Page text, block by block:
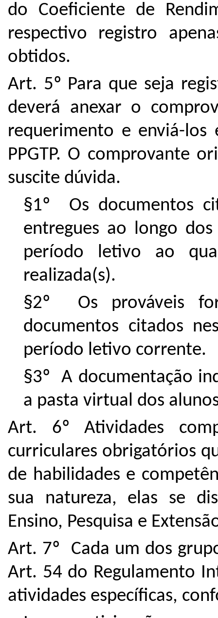
do Coeficiente de
respectivo registro
obtidos.
Art. 5º Para que seja
deverá anexar o
requerimento e enviá-los
PPGTP. O comprovante
suscite dúvida.
§1º Os documentos
entregues ao longo
período letivo ao
realizada(s).
§2º Os prováveis
documentos citados
período letivo corrente.
§3º A documentação
a pasta virtual dos
Art. 6º Atividades
curriculares obrigatórios
de habilidades e
sua natureza, elas se
Ensino, Pesquisa e
Art. 7º Cada um dos
Art. 54 do Regulamento
atividades específicas,